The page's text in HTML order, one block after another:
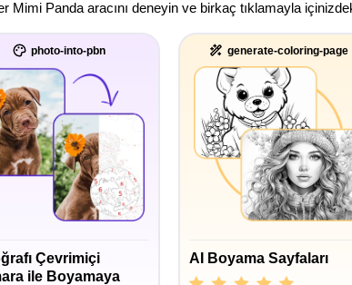
Mimi Panda aracını deneyin ve birkaç tıklamayla
photo-into-pbn
Çevrimiçi
ile Boyamaya
generate-coloring-page
AI Boyama Sayfaları